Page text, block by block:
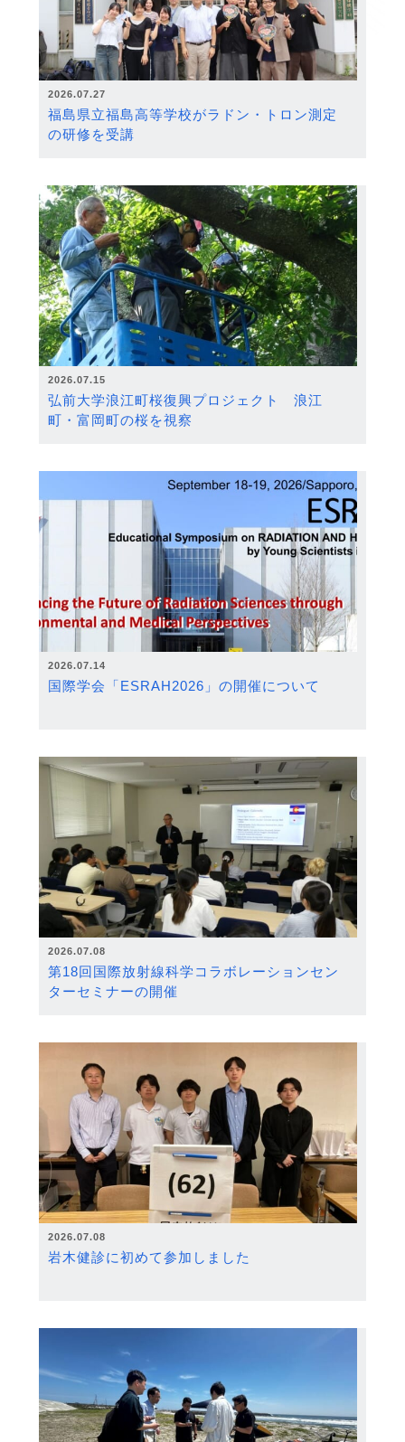
2026.07.27
福島県立福島高等学校がラドン・トロン測定
の研修を受講
2026.07.15
弘前大学浪江町桜復興プロジェクト 浪江
町・富岡町の桜を視察
2026.07.14
国際学会「ESRAH2026」の開催について
2026.07.08
第18回国際放射線科学コラボレーションセン
ターセミナーの開催
2026.07.08
岩木健診に初めて参加しました